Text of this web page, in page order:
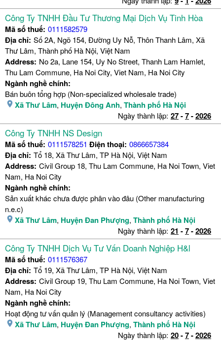
Công Ty TNHH Đầu Tư Thương Mại Dịch Vụ Tinh Hòa
Mã số thuế: 0111582579
Địa chỉ: Số 2A, Ngõ 154, Đường Uy Nỗ, Thôn Thanh Lâm, Xã
Thư Lâm, Thành phố Hà Nội, Việt Nam
Address: No 2a, Lane 154, Uy No Street, Thanh Lam Hamlet,
Thu Lam Commune, Ha Noi City, Viet Nam, Ha Noi City
Ngành nghề chính:
Bán buôn tổng hợp (Non-specialized wholesale trade)
Xã Thư Lâm, Huyện Đông Anh, Thành phố Hà Nội
Ngày thành lập: 27-7-2026
Công Ty TNHH NS Design
Mã số thuế: 0111578251 Điện thoại: 0866657384
Địa chỉ: Tổ 18, Xã Thư Lâm, TP Hà Nội, Việt Nam
Address: Civil Group 18, Thu Lam Commune, Ha Noi Town, Viet
Nam, Ha Noi City
Ngành nghề chính:
Sản xuất khác chưa được phân vào đâu (Other manufacturing
n.e.c)
Xã Thư Lâm, Huyện Đan Phượng, Thành phố Hà Nội
Ngày thành lập: 21 -7-2026
Công Ty TNHH Dịch Vụ Tư Vấn Doanh Nghiệp H&l
Mã số thuế: 0111576367
Địa chỉ: Tổ 19, Xã Thư Lâm, TP Hà Nội, Việt Nam
Address: Civil Group 19, Thu Lam Commune, Ha Noi Town, Viet
Nam, Ha Noi City
Ngành nghề chính:
Hoạt động tư vấn quản lý (Management consultancy activities)
Xã Thư Lâm, Huyện Đan Phượng, Thành phố Hà Nội
Ngày thành lập: 20-7-2026